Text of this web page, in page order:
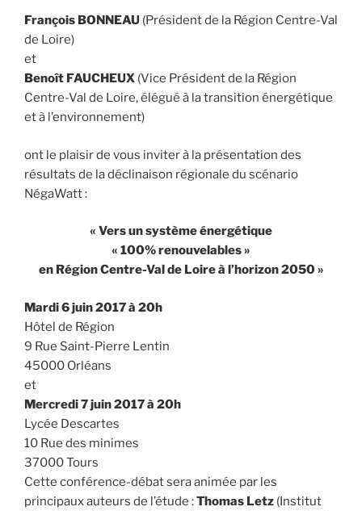
François BONNEAU (Président de la Région Centre-Val
de Loire)
et
Benoît FAUCHEUX (Vice Président de la Région
Centre-Val de Loire, élégué à la transition énergétique
et à l’environnement)
ont le plaisir de vous inviter à la présentation des
résultats de la déclinaison régionale du scénario
NégaWatt :
« Vers un système énergétique
« 100% renouvelables »
en Région Centre-Val de Loire à l’horizon 2050 »
Mardi 6 juin 2017à 20h
Hôtel de Région
9 Rue Saint-Pierre Lentin
45000 Orléans
et
Mercredi 7 juin 2017à 20h
Lycée Descartes
10 Rue des minimes
37000 Tours
Cette conférence-débat sera animée par les
principaux auteurs de l’étude :Thomas Letz (Institut